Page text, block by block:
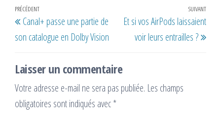
Navigation
de
l’article
Article
précédent
PRÉCÉDENT
Canal+ passe une partie de
son catalogue en Dolby Vision
SUIVANT
Et si vos AirPods laissaient
voir leurs entrailles ?
Laisser un commentaire
Votre adresse e-mail ne sera pas publiée. Les champs
obligatoires sont indiqués avec*